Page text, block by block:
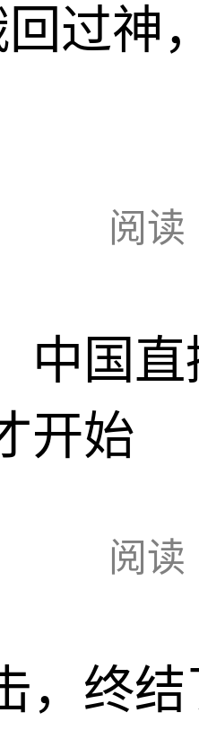
过神
阅读
中国
开始
阅读
，终